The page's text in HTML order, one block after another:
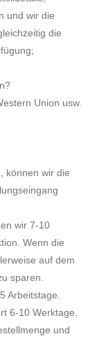
und wir die
die
Union usw.
können wir die
wir 7-10
Wenn die
auf dem
sparen.
Arbeitstage.
6-10 Werktage.
und